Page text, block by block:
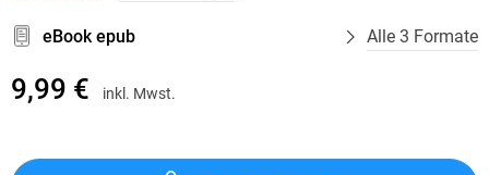
eBook epub Alle 3 Formate
9,99 € inkl. Mwst.